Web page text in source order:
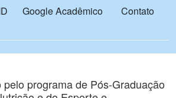
Google Acadêmico Contato
programa de Pós-Graduação